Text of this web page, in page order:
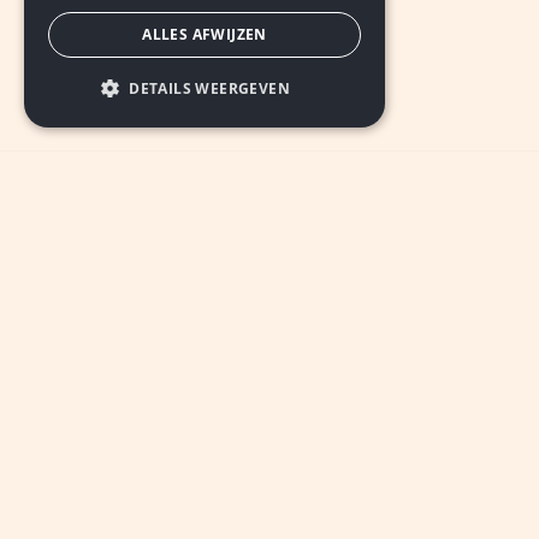
ALLES AFWIJZEN
DETAILS WEERGEVEN